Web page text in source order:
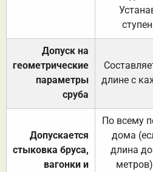
Допуск на
геометрические
параметры
сруба
длине с
Допускается
стыковка бруса,
вагонки и
По всему
дома
длина